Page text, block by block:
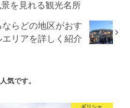
を見れる観光名所
らどの地区がおす
リアを詳しく紹介
気です。
ギリシャ